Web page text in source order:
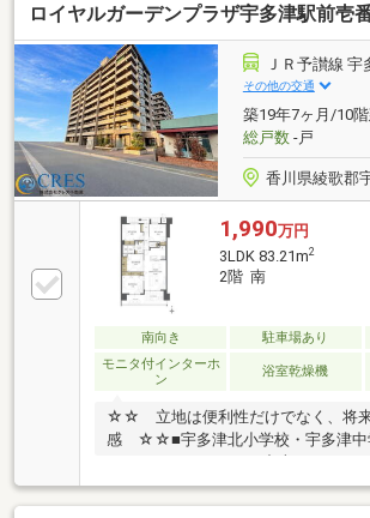
ロイヤルガーデンプラザ宇多津駅前壱
ＪＲ予讃線
その他の交通
築19年7ヶ月/10
総戸数-戸
香川県綾歌郡
1,990万円
3LDK 83.21m2
2階 南
南向き 駐車場あり
モニタ付インターホ
ン
浴室乾燥機
☆☆ 立地は便利性だけでなく、将
感 ☆☆■宇多津北小学校・宇多津中
駅近くの好立地条件マンション♪■眺
通し良好！